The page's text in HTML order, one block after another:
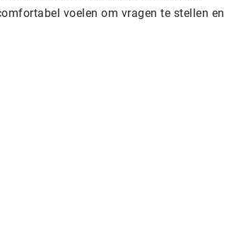
voelen om vragen te stellen en